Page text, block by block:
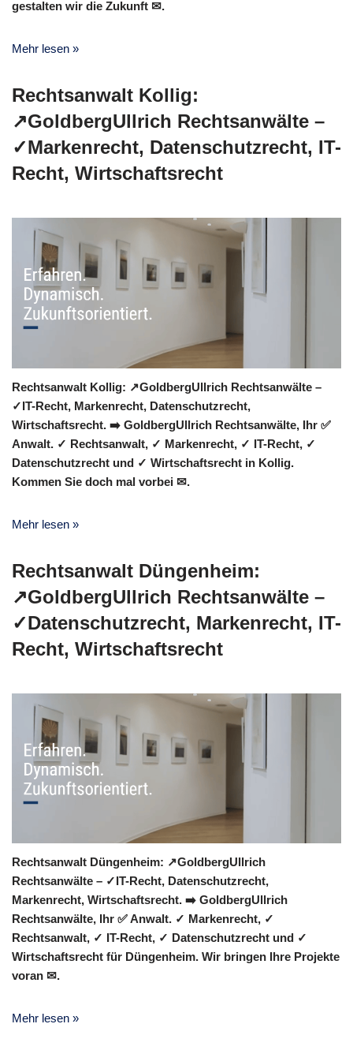
gestalten wir die Zukunft ✉.
Mehr lesen »
Rechtsanwalt Kollig:
↗️GoldbergUllrich Rechtsanwälte –
✓Markenrecht, Datenschutzrecht, IT-
Recht, Wirtschaftsrecht
Rechtsanwalt Kollig: ↗️GoldbergUllrich Rechtsanwälte –
✓IT-Recht, Markenrecht, Datenschutzrecht,
Wirtschaftsrecht. ➡️ GoldbergUllrich Rechtsanwälte, Ihr ✅
Anwalt. ✓ Rechtsanwalt, ✓ Markenrecht, ✓ IT-Recht, ✓
Datenschutzrecht und ✓ Wirtschaftsrecht in Kollig.
Kommen Sie doch mal vorbei ✉.
Mehr lesen »
Rechtsanwalt Düngenheim:
↗️GoldbergUllrich Rechtsanwälte –
✓Datenschutzrecht, Markenrecht, IT-
Recht, Wirtschaftsrecht
Rechtsanwalt Düngenheim: ↗️GoldbergUllrich
Rechtsanwälte – ✓IT-Recht, Datenschutzrecht,
Markenrecht, Wirtschaftsrecht. ➡️ GoldbergUllrich
Rechtsanwälte, Ihr ✅ Anwalt. ✓ Markenrecht, ✓
Rechtsanwalt, ✓ IT-Recht, ✓ Datenschutzrecht und ✓
Wirtschaftsrecht für Düngenheim. Wir bringen Ihre Projekte
voran ✉.
Mehr lesen »